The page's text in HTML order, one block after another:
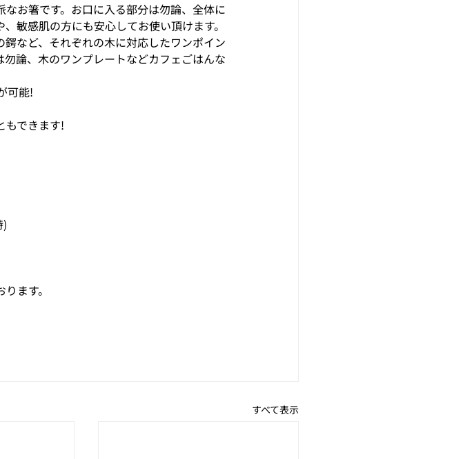
お箸です。お口に入る部分は勿論、全体に
敏感肌の方にも安心してお使い頂けます。
など、それぞれの木に対応したワンポイン
論、木のワンプレートなどカフェごはんな
可能!
もできます!
ます。
すべて表示